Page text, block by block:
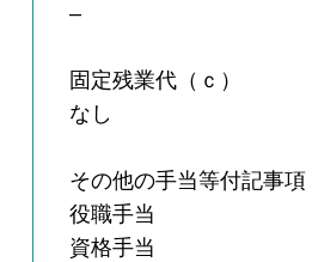
–
固定残業代（ｃ）
なし
その他の手当等付記事項
役職手当
資格手当